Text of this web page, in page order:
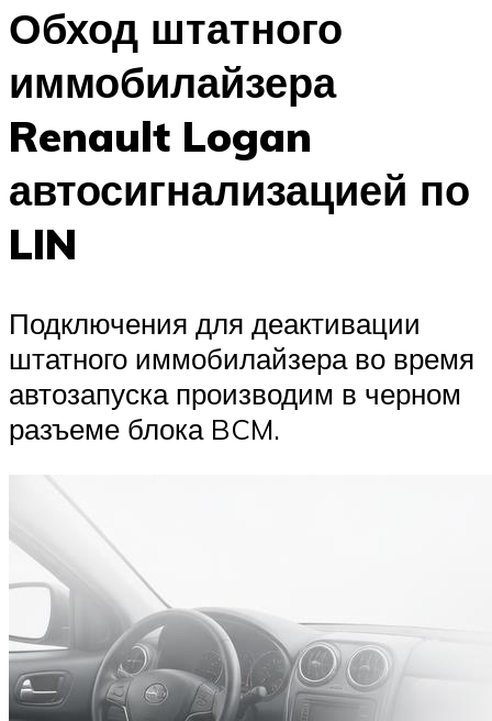
Обход штатного
иммобилайзера
Renault Logan
автосигнализацией по
LIN
Подключения для деактивации
штатного иммобилайзера во время
автозапуска производим в черном
разъеме блока BCM.